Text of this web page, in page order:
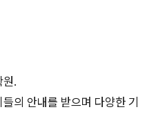
원.
의 안내를 받으며 다양한 기